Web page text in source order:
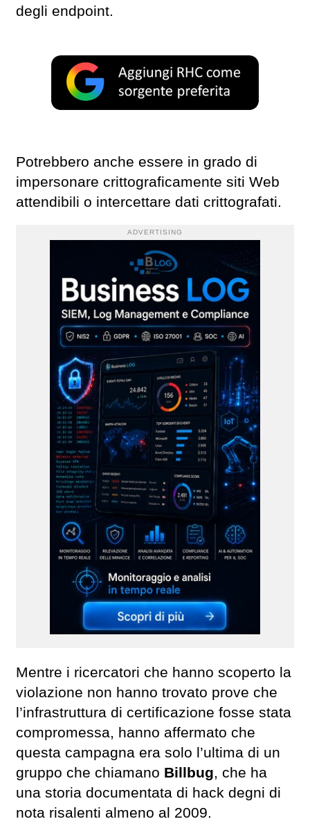
degli endpoint.
Potrebbero anche essere in grado di
impersonare crittograficamente siti Web
attendibili o intercettare dati crittografati.
ADVERTISING
Mentre i ricercatori che hanno scoperto la
violazione non hanno trovato prove che
l’infrastruttura di certificazione fosse stata
compromessa, hanno affermato che
questa campagna era solo l’ultima di un
gruppo che chiamano Billbug, che ha
una storia documentata di hack degni di
nota risalenti almeno al 2009.